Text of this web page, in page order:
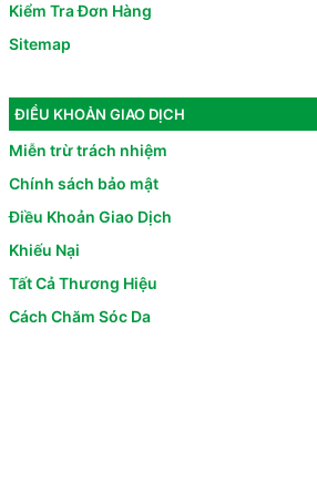
Kiểm Tra Đơn Hàng
Sitemap
ĐIỀU KHOẢN GIAO DỊCH
Miễn trừ trách nhiệm
Chính sách bảo mật
Điều Khoản Giao Dịch
Khiếu Nại
Tất Cả Thương Hiệu
Cách Chăm Sóc Da